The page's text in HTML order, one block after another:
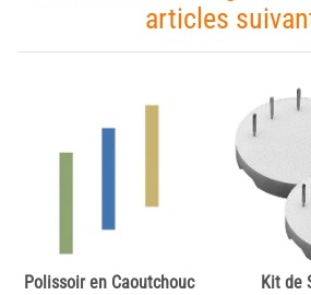
articles
Polissoir en Caoutchouc
Kit de